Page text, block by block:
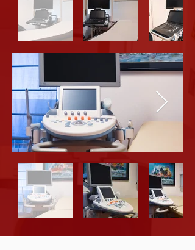
dell'imaging emodinamico
tradizionale.